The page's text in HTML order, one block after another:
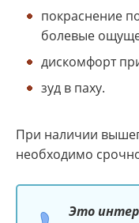
покраснение
болевые
дискомфорт
зуд в паху.
При наличии
необходимо
Это